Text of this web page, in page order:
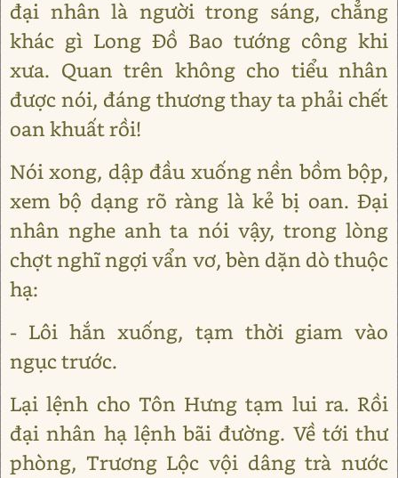
đại nhân là người trong sáng, chẳng
khác gì Long Đồ Bao tướng công khi
xưa. Quan trên không cho tiểu nhân
được nói, đáng thương thay ta phải chết
oan khuất rồi!
Nói xong, dập đầu xuống nền bồm bộp,
xem bộ dạng rõ ràng là kẻ bị oan. Đại
nhân nghe anh ta nói vậy, trong lòng
chợt nghĩ ngợi vẩn vơ, bèn dặn dò thuộc
hạ:
- Lôi hắn xuống, tạm thời giam vào
ngục trước.
Lại lệnh cho Tôn Hưng tạm lui ra. Rồi
đại nhân hạ lệnh bãi đường. Về tới thư
phòng, Trương Lộc vội dâng trà nước